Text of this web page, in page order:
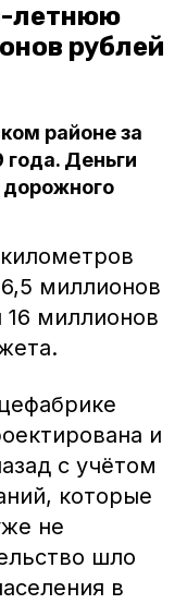
летнюю
рублей
районе за
года. Деньги
дорожного
миллионов
16 миллионов
и
с учётом
которые
не
шло
в